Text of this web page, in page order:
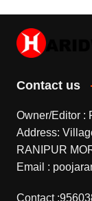
Contact us
Owner/Editor :
Address:
RANIPUR
Email :
Contact